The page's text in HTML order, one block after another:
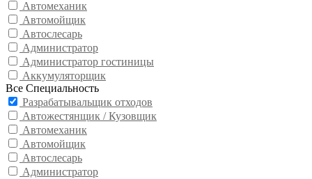
Автомеханик
Автомойщик
Автослесарь
Администратор
Администратор гостиницы
Аккумуляторщик
Все Специальность
Разрабатывальщик отходов
Автожестянщик / Кузовщик
Автомеханик
Автомойщик
Автослесарь
Администратор